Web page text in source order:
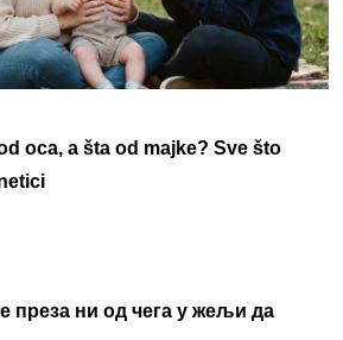
oca, a šta od majke? Sve što
преза ни од чега у жељи да